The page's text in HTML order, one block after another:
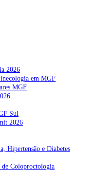
2026
em MGF
MGF
Sul
2026
Hipertensão e Diabetes
Coloproctologia